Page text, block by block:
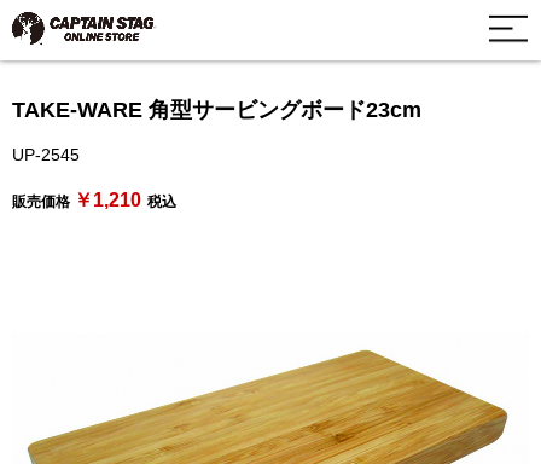
TAKE-WARE 角型サービングボード23cm
UP-2545
販売価格 ￥1,210 税込